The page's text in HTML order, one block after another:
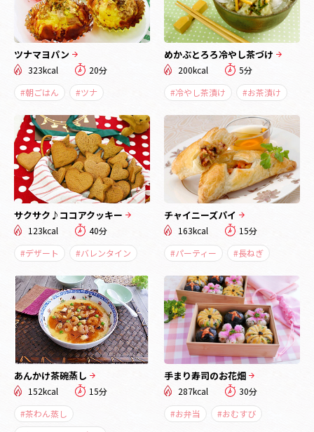
ツナマヨパン
323kcal
20分
#朝ごはん
#ツナ
めかぶとろろ冷やし茶づけ
200kcal
5分
#冷やし茶漬け
#お茶漬け
サクサク♪ココアクッキー
123kcal
40分
#デザート
#バレンタイン
チャイニーズパイ
163kcal
15分
#パーティー
#長ねぎ
あんかけ茶碗蒸し
152kcal
15分
#茶わん蒸し
手まり寿司のお花畑
287kcal
30分
#お弁当
#おむすび